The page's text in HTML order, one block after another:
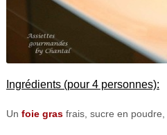
Ingrédients (pour 4 personnes):
Un foie grasfrais, sucre en poudre,